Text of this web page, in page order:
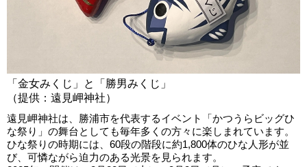
「金女みくじ」と「勝男みくじ」
（提供：遠見岬神社）
遠見岬神社は、勝浦市を代表するイベント「かつうらビッグひ
な祭り」の舞台としても毎年多くの方々に楽しまれています。
ひな祭りの時期には、60段の階段に約1,800体のひな人形が並
び、可憐ながら迫力のある光景を見られます。